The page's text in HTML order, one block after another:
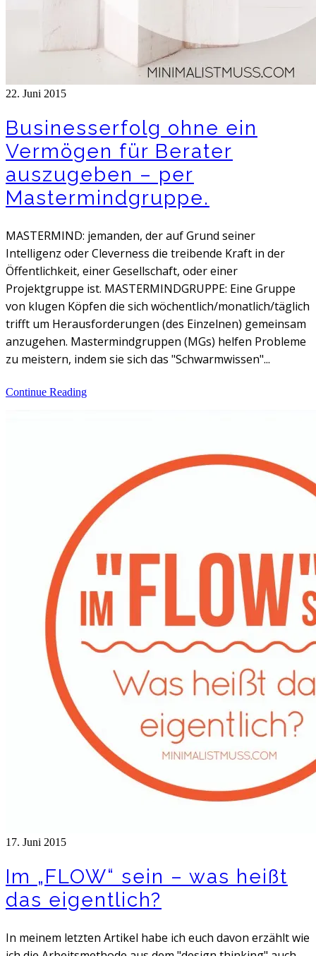
22. Juni 2015
Businesserfolg ohne ein
Vermögen für Berater
auszugeben – per
Mastermindgruppe.
MASTERMIND: jemanden, der auf Grund seiner
Intelligenz oder Cleverness die treibende Kraft in der
Öffentlichkeit, einer Gesellschaft, oder einer
Projektgruppe ist. MASTERMINDGRUPPE: Eine Gruppe
von klugen Köpfen die sich wöchentlich/monatlich/täglich
trifft um Herausforderungen (des Einzelnen) gemeinsam
anzugehen. Mastermindgruppen (MGs) helfen Probleme
zu meistern, indem sie sich das "Schwarmwissen"...
Continue Reading
17. Juni 2015
Im „FLOW“ sein – was heißt
das eigentlich?
In meinem letzten Artikel habe ich euch davon erzählt wie